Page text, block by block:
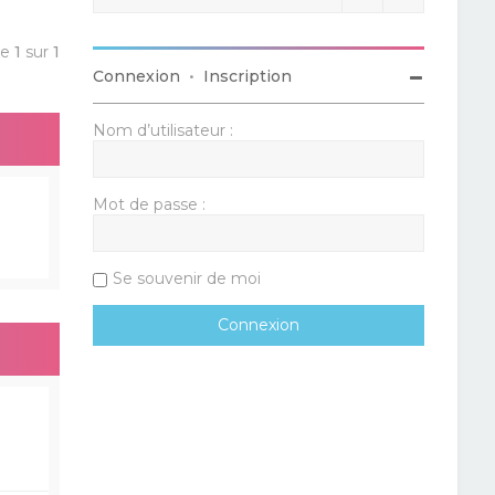
1 sur1
Connexion • Inscription
Nom d’utilisateur :
Mot de passe :
Se souvenir de moi